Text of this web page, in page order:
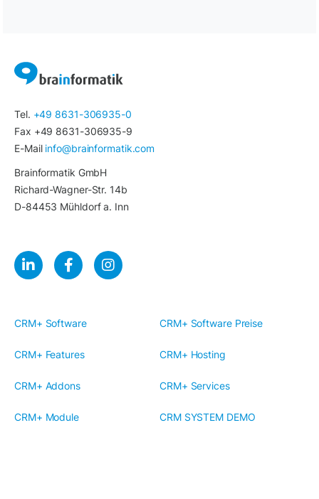
Tel. +49 8631-306935-0
Fax +49 8631-306935-9
E-Mail info@brainformatik.com
Brainformatik GmbH
Richard-Wagner-Str. 14b
D-84453 Mühldorf a. Inn
CRM+ Software CRM+ Software Preise
CRM+ Features CRM+ Hosting
CRM+ Addons CRM+ Services
CRM+ Module CRM SYSTEM DEMO